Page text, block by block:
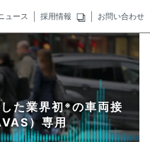
ュース 採用情報 お問い合わせ
た業界初※の車両接
）専用